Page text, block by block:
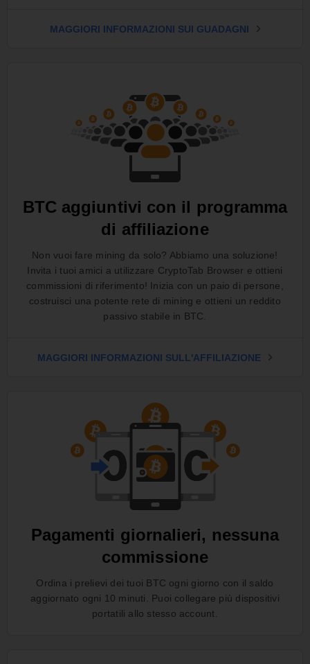
MAGGIORI INFORMAZIONI SUI GUADAGNI
BTC aggiuntivi con il programma
di affiliazione
Non vuoi fare mining da solo? Abbiamo una soluzione!
Invita i tuoi amici a utilizzare CryptoTab Browser e ottieni
commissioni di riferimento! Inizia con un paio di persone,
costruisci una potente rete di mining e ottieni un reddito
passivo stabile in BTC.
MAGGIORI INFORMAZIONI SULL'AFFILIAZIONE
Pagamenti giornalieri, nessuna
commissione
Ordina i prelievi dei tuoi BTC ogni giorno con il saldo
aggiornato ogni 10 minuti. Puoi collegare più dispositivi
portatili allo stesso account.